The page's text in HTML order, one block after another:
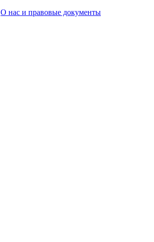
О нас и правовые документы